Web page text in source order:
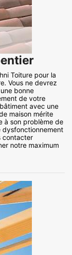
Toiture pour la
Vous ne devrez
bonne
de votre
avec une
maison mérite
à son problème de
dysfonctionnement
contacter
notre maximum